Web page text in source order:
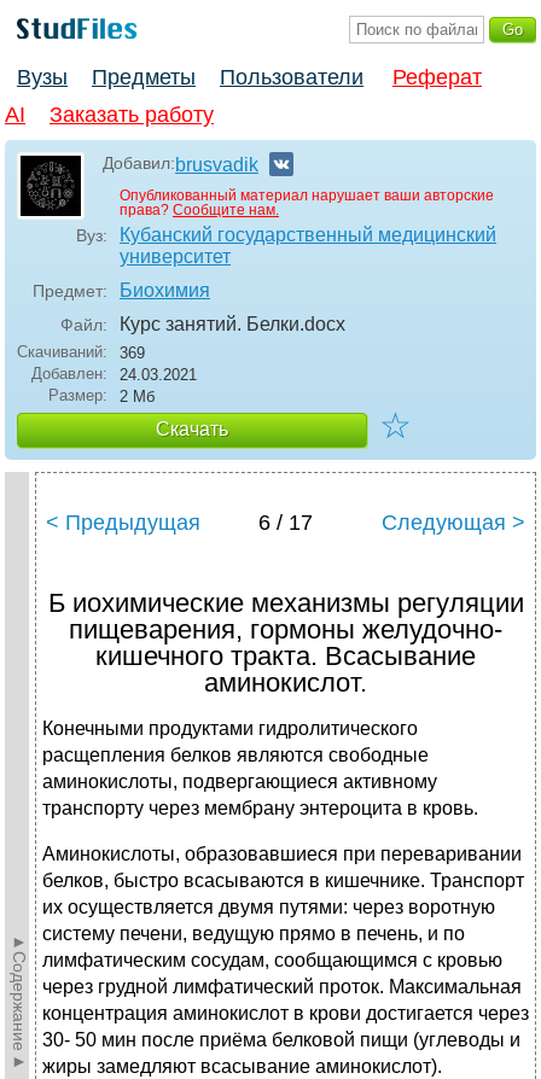
Вузы Предметы Пользователи
Реферат
AI
Заказать работу
Добавил:brusvadik
Опубликованный материал нарушает ваши авторские
права? Сообщите нам.
Вуз:
Кубанский государственный медицинский
университет
Предмет: Биохимия
Файл: Курс занятий. Белки.docx
Скачиваний:
369
Добавлен:
24.03.2021
Размер:
2 Мб
Скачать ☆
►Содержание►
< Предыдущая 6 / 17 Следующая >
Б иохимические механизмы регуляции
пищеварения, гормоны желудочно-
кишечного тракта. Всасывание
аминокислот.
Конечными продуктами гидролитического
расщепления белков являются свободные
аминокислоты, подвергающиеся активному
транспорту через мембрану энтероцита в кровь.
Аминокислоты, образовавшиеся при переваривании
белков, быстро всасываются в кишечнике. Транспорт
их осуществляется двумя путями: через воротную
систему печени, ведущую прямо в печень, и по
лимфатическим сосудам, сообщающимся с кровью
через грудной лимфатический проток. Максимальная
концентрация аминокислот в крови достигается через
30- 50 мин после приёма белковой пищи (углеводы и
жиры замедляют всасывание аминокислот).